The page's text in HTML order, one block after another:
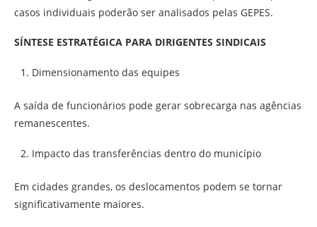
casos individuais poderão ser analisados pelas GEPES.
SÍNTESE ESTRATÉGICA PARA DIRIGENTES SINDICAIS
Dimensionamento das equipes
A saída de funcionários pode gerar sobrecarga nas agências
remanescentes.
Impacto das transferências dentro do município
Em cidades grandes, os deslocamentos podem se tornar
significativamente maiores.